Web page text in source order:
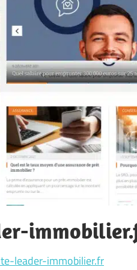
leader-immobilier.fr